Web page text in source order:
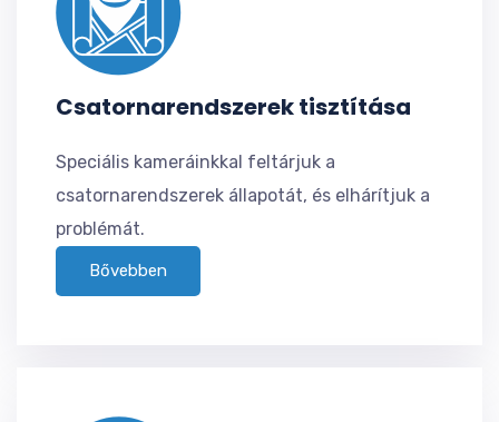
Csatornarendszerek tisztítása
Speciális kameráinkkal feltárjuk a
csatornarendszerek állapotát, és elhárítjuk a
problémát.
Bővebben